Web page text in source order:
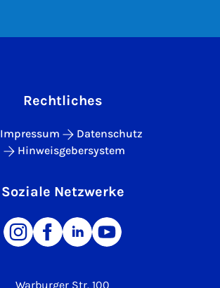
Warburger Str. 100
Rechtliches
Impressum
Datenschutz
Hinweisgebersystem
Soziale Netzwerke